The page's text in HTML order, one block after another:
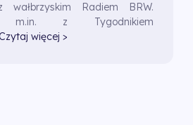
wałbrzyskim Radiem BRW.
m.in. z Tygodnikiem
więcej >